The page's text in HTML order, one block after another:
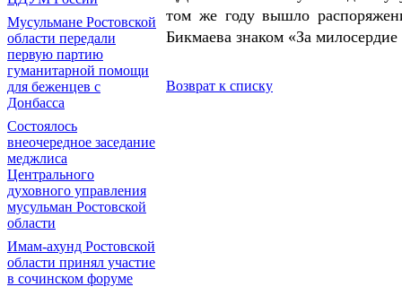
Мусульмане Ростовской
области передали
первую партию
гуманитарной помощи
для беженцев с
Донбасса
Состоялось
внеочередное заседание
меджлиса
Центрального
духовного управления
мусульман Ростовской
области
Имам-ахунд Ростовской
области принял участие
в сочинском форуме
том же году вышло
Бикмаева знаком «За милосердие
Возврат к списку